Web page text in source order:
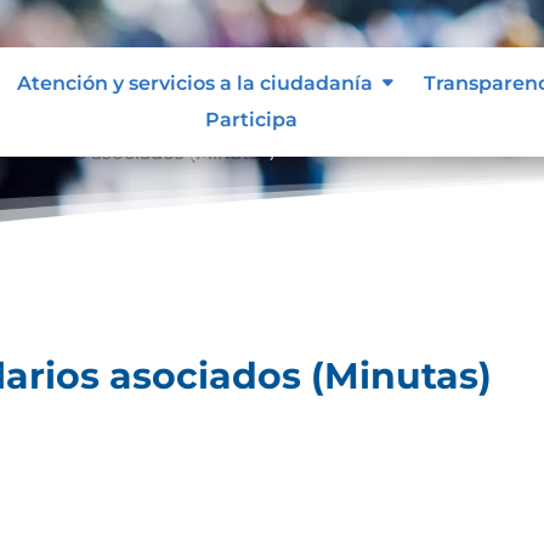
Atención y servicios a la ciudadanía
Participa
asociados (Minutas)
asociados (Minutas)